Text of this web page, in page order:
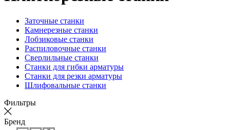
Заточные станки
Камнерезные станки
Лобзиковые станки
Распиловочные станки
Сверлильные станки
Станки для гибки арматуры
Станки для резки арматуры
Шлифовальные станки
Фильтры
Бренд